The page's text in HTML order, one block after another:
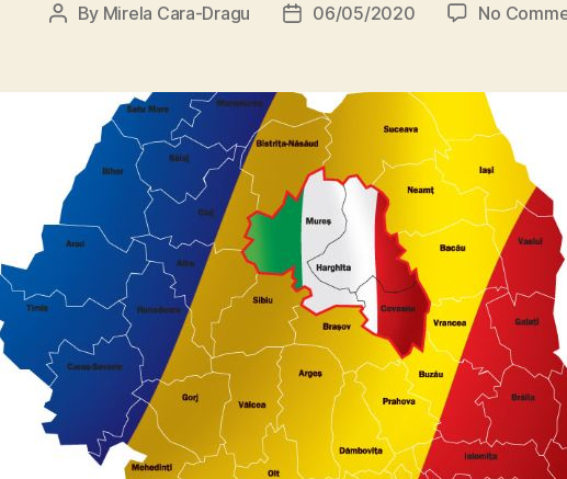
Post
By Mirela Cara-Dragu
Post06/05/2020 No